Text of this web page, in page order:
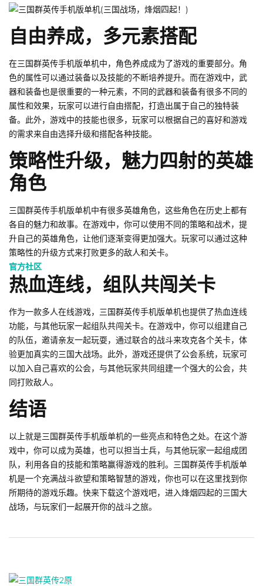
自由养成，多元素搭配
在三国群英传手机版单机中，角色养成成为了游戏的重要部分。角
色的属性可以通过装备以及技能的不断培养提升。而在游戏中，武
器和装备也是很重要的一种元素，不同的武器和装备有很多不同的
属性和效果，玩家可以进行自由搭配，打造出属于自己的独特装
备。此外，游戏中的技能也很多，玩家可以根据自己的喜好和游戏
的需求来自由选择升级和搭配各种技能。
策略性升级，魅力四射的英雄
角色
三国群英传手机版单机中有很多英雄角色，这些角色在历史上都有
各自的魅力和故事。在游戏中，你可以使用不同的策略和战术，提
升自己的英雄角色，让他们逐渐变得更加强大。玩家可以通过这种
策略性的升级方式来打败更多的敌人和关卡。
官方社区
热血连线，组队共闯关卡
作为一款多人在线游戏，三国群英传手机版单机也提供了热血连线
功能，与其他玩家一起组队共闯关卡。在游戏中，你可以组建自己
的队伍，邀请亲友一起玩耍，通过联合的战斗来攻克各个关卡，体
验更加真实的三国大战场。此外，游戏还提供了公会系统，玩家可
以加入自己喜欢的公会，与其他玩家共同组建一个强大的公会，共
同打败敌人。
结语
以上就是三国群英传手机版单机的一些亮点和特色之处。在这个游
戏中，你可以成为英雄，也可以担当士兵，与其他玩家一起组成团
队，利用各自的技能和策略赢得游戏的胜利。三国群英传手机版单
机是一个充满战斗欲望和策略智慧的游戏，你也可以在这里找到你
所期待的游戏乐趣。快来下载这个游戏吧，进入烽烟四起的三国大
战场，与玩家们一起展开你的战斗之旅。